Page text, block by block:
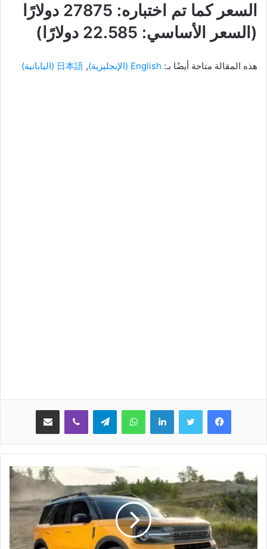
السعر كما تم اختباره: 27875 دولارًا
(السعر الأساسي: 22.585 دولارًا)
هذه المقالة متاحة أيضًا بـ: English
(الإنجليزية)
日本語
(اليابانية)
لينكدإن واتساب تيلقرام ڤايبر مشاركة عبر البريد